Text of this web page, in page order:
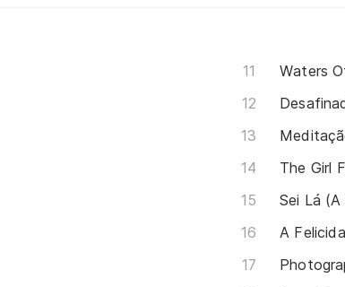
Waters
The Girl
Sei Lá
A